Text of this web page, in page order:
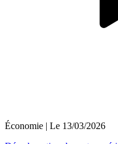
Économie | Le 13/03/2026